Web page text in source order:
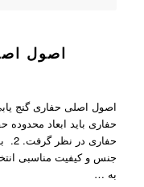
اصول
حفاری باید ابعاد
به …